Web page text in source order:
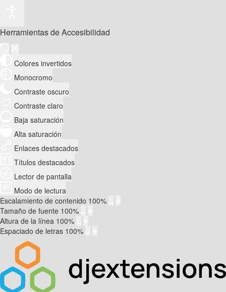
Herramientas de Accesibilidad
Colores invertidos
Monocromo
Contraste oscuro
Contraste claro
Baja saturación
Alta saturación
Enlaces destacados
Títulos destacados
Lector de pantalla
Modo de lectura
Escalamiento de contenido 100%
Tamaño de fuente 100%
Altura de la línea 100%
Espaciado de letras 100%